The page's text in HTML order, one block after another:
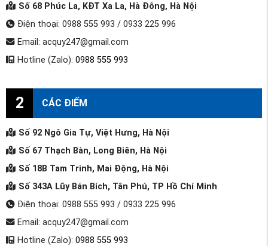
Số 68 Phúc La, KĐT Xa La, Hà Đông, Hà Nội
Điện thoại: 0988 555 993 / 0933 225 996
Email: acquy247@gmail.com
Hotline (Zalo): 0988 555 993
2 CÁC ĐIỂM
Số 92 Ngô Gia Tự, Việt Hưng, Hà Nội
Số 67 Thạch Bàn, Long Biên, Hà Nội
Số 18B Tam Trinh, Mai Động, Hà Nội
Số 343A Lũy Bán Bích, Tân Phú, TP Hồ Chí Minh
Điện thoại: 0988 555 993 / 0933 225 996
Email: acquy247@gmail.com
Hotline (Zalo): 0988 555 993